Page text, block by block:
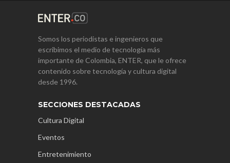
Somos los periodistas e ingenieros que
escribimos el medio de tecnología más
importante de Colombia, ENTER, que le ofrece
contenido sobre tecnología y cultura digital
desde 1996.
SECCIONES DESTACADAS
Cultura Digital
Eventos
Entretenimiento